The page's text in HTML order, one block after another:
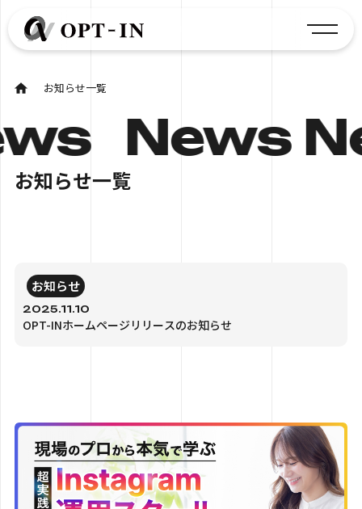
お知らせ一覧
News
お知らせ一覧
お知らせ
2025.11.10
OPT-INホームページリリースのお知らせ